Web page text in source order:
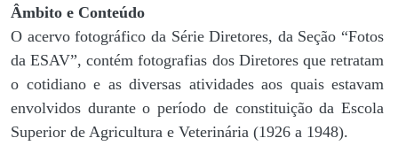
Âmbito e Conteúdo
O acervo fotográfico da Série Diretores, da Seção “Fotos
da ESAV”, contém fotografias dos Diretores que retratam
o cotidiano e as diversas atividades aos quais estavam
envolvidos durante o período de constituição da Escola
Superior de Agricultura e Veterinária (1926 a 1948).